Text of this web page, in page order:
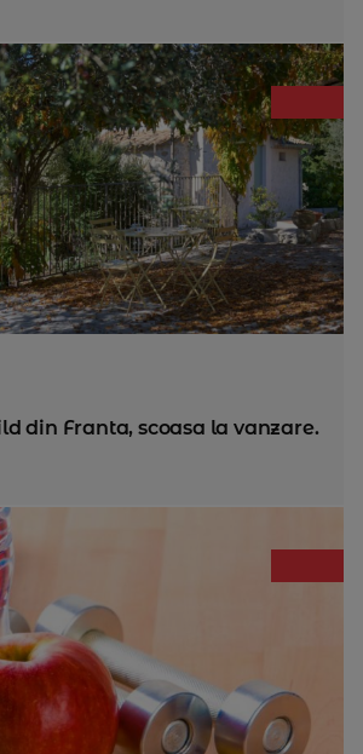
din Franta, scoasa la vanzare.